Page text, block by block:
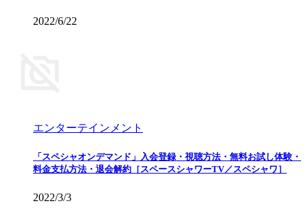
2022/6/22
エンターテインメント
「スペシャオンデマンド」入会登録・視聴方法・無料お試し体験・
料金支払方法・退会解約［スペースシャワーTV／スペシャワ］
2022/3/3